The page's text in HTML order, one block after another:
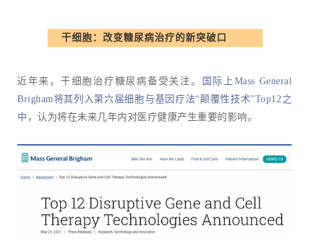
干细胞：改变糖尿病治疗的新突破口
近年来，干细胞治疗糖尿病备受关注。
国际上Mass General
Brigham将其列入第六届细胞与基因疗法“颠覆性技术”Top12之
中 ，认为将在未来几年内对医疗健康产生重要的影响。